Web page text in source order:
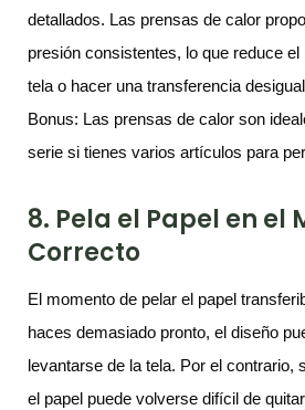
detallados. Las prensas de calor
presión consistentes, lo que reduce
tela o hacer una transferencia
Bonus: Las prensas de calor son
serie si tienes varios artículos para
8. Pela el Papel en el
Correcto
El momento de pelar el papel
haces demasiado pronto, el diseño
levantarse de la tela. Por el contrario,
el papel puede volverse difícil de